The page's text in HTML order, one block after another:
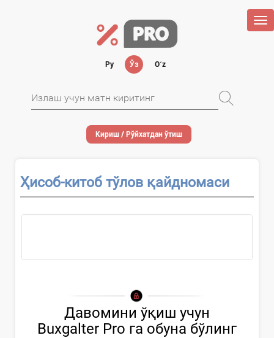
Ру Ўз Oʻz
Кириш / Рўйхатдан ўтиш
Ҳисоб-китоб тўлов қайдномаси
Давомини ўқиш учун
Buxgalter Pro га обуна бўлинг